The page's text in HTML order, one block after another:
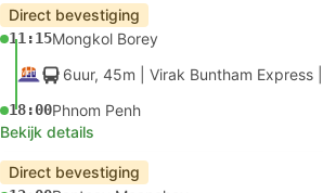
Direct bevestiging
11:15Mongkol Borey
6uur, 45m | Virak Buntham Express
18:00Phnom Penh
Bekijk details
Direct bevestiging